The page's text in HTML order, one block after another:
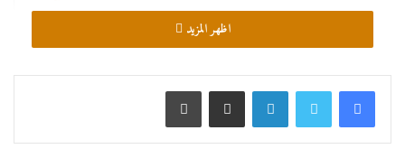
اظهر المزيد
لينكدإن مشاركة عبر البريد طباعة